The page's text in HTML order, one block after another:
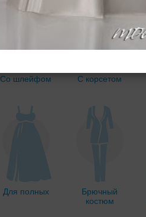
Со шлейфом С корсетом
Для полных
Брючный
костюм